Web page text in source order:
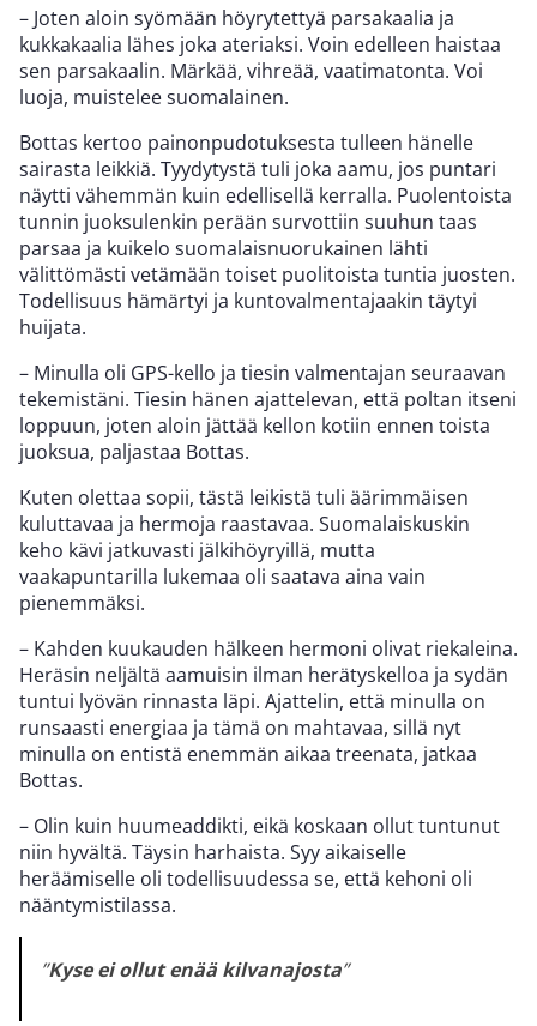
– Joten aloin syömään höyrytettyä parsakaalia ja
kukkakaalia lähes joka ateriaksi. Voin edelleen haistaa
sen parsakaalin. Märkää, vihreää, vaatimatonta. Voi
luoja, muistelee suomalainen.
Bottas kertoo painonpudotuksesta tulleen hänelle
sairasta leikkiä. Tyydytystä tuli joka aamu, jos puntari
näytti vähemmän kuin edellisellä kerralla. Puolentoista
tunnin juoksulenkin perään survottiin suuhun taas
parsaa ja kuikelo suomalaisnuorukainen lähti
välittömästi vetämään toiset puolitoista tuntia juosten.
Todellisuus hämärtyi ja kuntovalmentajaakin täytyi
huijata.
– Minulla oli GPS-kello ja tiesin valmentajan seuraavan
tekemistäni. Tiesin hänen ajattelevan, että poltan itseni
loppuun, joten aloin jättää kellon kotiin ennen toista
juoksua, paljastaa Bottas.
Kuten olettaa sopii, tästä leikistä tuli äärimmäisen
kuluttavaa ja hermoja raastavaa. Suomalaiskuskin
keho kävi jatkuvasti jälkihöyryillä, mutta
vaakapuntarilla lukemaa oli saatava aina vain
pienemmäksi.
– Kahden kuukauden hälkeen hermoni olivat riekaleina.
Heräsin neljältä aamuisin ilman herätyskelloa ja sydän
tuntui lyövän rinnasta läpi. Ajattelin, että minulla on
runsaasti energiaa ja tämä on mahtavaa, sillä nyt
minulla on entistä enemmän aikaa treenata, jatkaa
Bottas.
– Olin kuin huumeaddikti, eikä koskaan ollut tuntunut
niin hyvältä. Täysin harhaista. Syy aikaiselle
heräämiselle oli todellisuudessa se, että kehoni oli
nääntymistilassa.
”Kyse ei ollut enää kilvanajosta”